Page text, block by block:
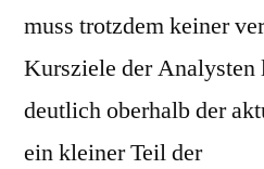
muss trotzdem keiner
Kursziele der Analysten
deutlich oberhalb der
ein kleiner Teil der